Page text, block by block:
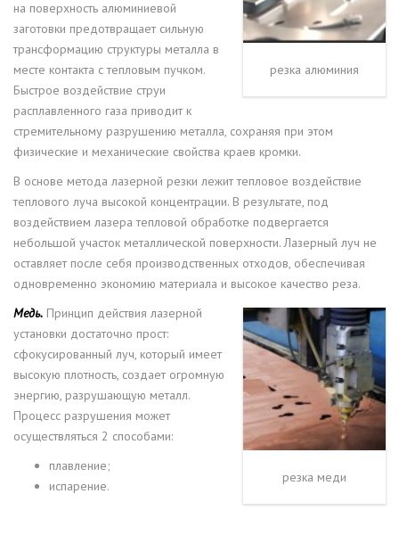
резка алюминия
на поверхность алюминиевой
заготовки предотвращает сильную
трансформацию структуры металла в
месте контакта с тепловым пучком.
Быстрое воздействие струи
расплавленного газа приводит к
стремительному разрушению металла, сохраняя при этом
физические и механические свойства краев кромки.
В основе метода лазерной резки лежит тепловое воздействие
теплового луча высокой концентрации. В результате, под
воздействием лазера тепловой обработке подвергается
небольшой участок металлической поверхности. Лазерный луч не
оставляет после себя производственных отходов, обеспечивая
одновременно экономию материала и высокое качество реза.
резка меди
Медь. Принцип действия лазерной
установки достаточно прост:
сфокусированный луч, который имеет
высокую плотность, создает огромную
энергию, разрушающую металл.
Процесс разрушения может
осуществляться 2 способами:
плавление;
испарение.